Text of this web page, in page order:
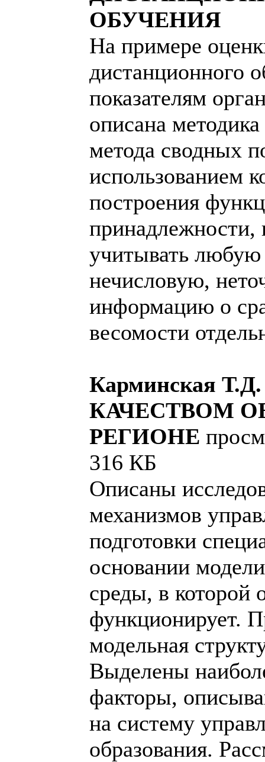
ОБУЧЕНИЯ
На примере
дистанционного
показателям
описана
метода сводных
использованием
построения
принадлежности,
учитывать
нечисловую,
информацию о
весомости
Карминская
КАЧЕСТВОМ
РЕГИОНЕ
316 КБ
Описаны
механизмов
подготовки
основании
среды, в которой
функционирует.
модельная
Выделены
факторы,
на систему
образования.